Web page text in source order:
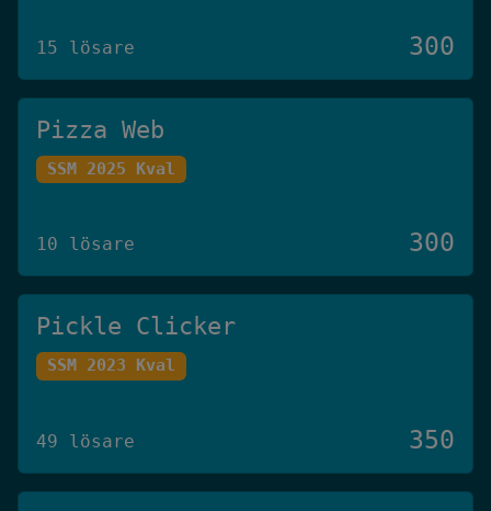
15 lösare 300
Pizza Web
SSM 2025 Kval
10 lösare 300
Pickle Clicker
SSM 2023 Kval
49 lösare 350